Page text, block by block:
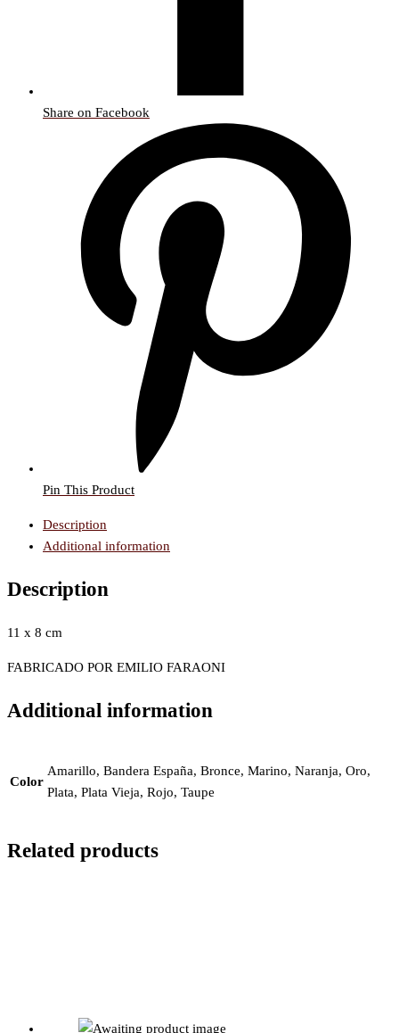
Share on Facebook
Pin This Product
Description
Additional information
Description
11 x 8 cm
FABRICADO POR EMILIO FARAONI
Additional information
Color
Amarillo, Bandera España, Bronce, Marino, Naranja, Oro,
Plata, Plata Vieja, Rojo, Taupe
Related products